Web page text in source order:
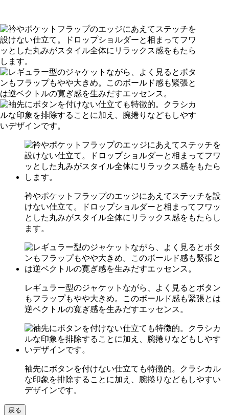
衿やポケットフラップのエッジにあえてステッチを設
けない仕立て。ドロップショルダーと相まってフワッ
とした丸みがスタイル全体にリラックス感をもたらし
ます。
レギュラー型のジャケットながら、よく見るとボタン
もフラップもやや大きめ。このボールド感も緊張とは
逆ベクトルの寛ぎ感を生みだすエッセンス。
袖先にボタンを付けない仕立ても特徴的。クラシカル
な印象を排除することに加え、腕捲りなどもしやすい
デザインです。
戻る